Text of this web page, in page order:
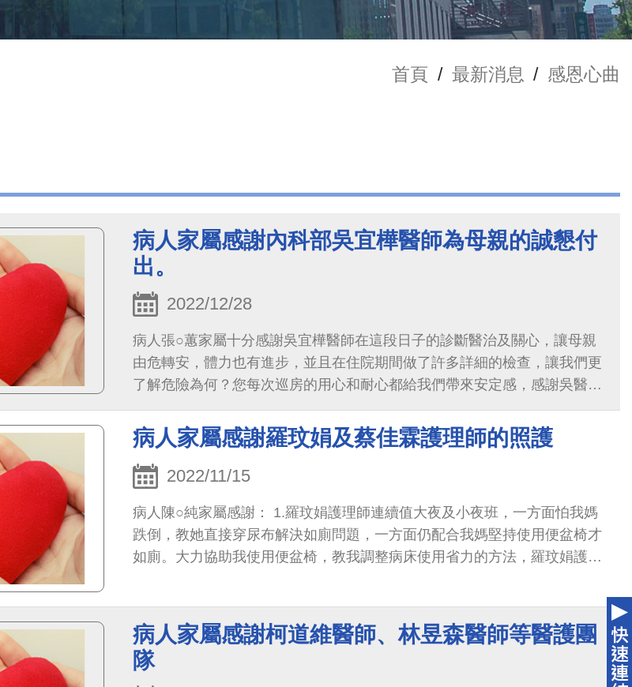
首頁 / 最新消息 / 感恩心曲
病人家屬感謝內科部吳宜樺醫師為母親的誠懇付
出。
2022/12/28
病人張○蕙家屬十分感謝吳宜樺醫師在這段日子的診斷醫治及關心，讓母親
由危轉安，體力也有進步，並且在住院期間做了許多詳細的檢查，讓我們更
了解危險為何？您每次巡房的用心和耐心都給我們帶來安定感，感謝吳醫師
堅定在這白袍的志業上犧牲許多，延長了別人的生命！了不起！謝謝妳誠懇
的付出！
病人家屬感謝羅玟娟及蔡佳霖護理師的照護
2022/11/15
病人陳○純家屬感謝： 1.羅玟娟護理師連續值大夜及小夜班，一方面怕我媽
跌倒，教她直接穿尿布解決如廁問題，一方面仍配合我媽堅持使用便盆椅才
如廁。大力協助我使用便盆椅，教我調整病床使用省力的方法，羅玟娟護理
以及協助病人下床方式，並每次下床均熱心協助共同完成，是值得鼓勵的優
質護理師。
病人家屬感謝柯道維醫師、林昱森醫師等醫護團
隊